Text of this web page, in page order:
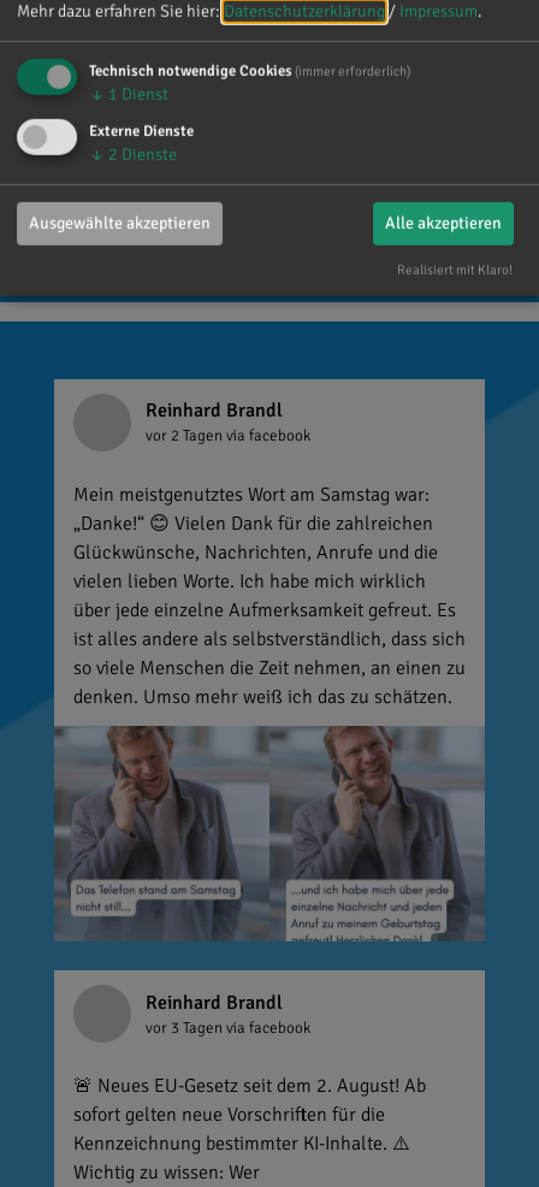
Reinhard Brandl
vor 2 Tagen via facebook
Mein meistgenutztes Wort am Samstag war:
„Danke!“ 😊 Vielen Dank für die zahlreichen
Glückwünsche, Nachrichten, Anrufe und die
vielen lieben Worte. Ich habe mich wirklich
über jede einzelne Aufmerksamkeit gefreut. Es
ist alles andere als selbstverständlich, dass sich
so viele Menschen die Zeit nehmen, an einen zu
denken. Umso mehr weiß ich das zu schätzen.
Reinhard Brandl
vor 3 Tagen via facebook
🚨 Neues EU-Gesetz seit dem 2. August! Ab
sofort gelten neue Vorschriften für die
Kennzeichnung bestimmter KI-Inhalte. ⚠️
Wichtig zu wissen: Wer
Mehr dazu erfahren Sie hier: Datenschutzerklärung / Impressum.
Technisch notwendige Cookies (immer erforderlich)
↓ 1 Dienst
Externe Dienste
↓ 2 Dienste
Ausgewählte akzeptieren Alle akzeptieren
Realisiert mit Klaro!